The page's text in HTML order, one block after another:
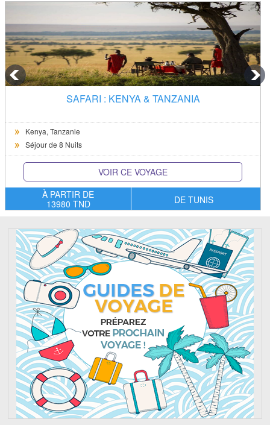
SAFARI : KENYA & TANZANIA
Kenya, Tanzanie
Séjour de 8 Nuits
VOIR CE VOYAGE
À PARTIR DE
13980 TND
DE TUNIS